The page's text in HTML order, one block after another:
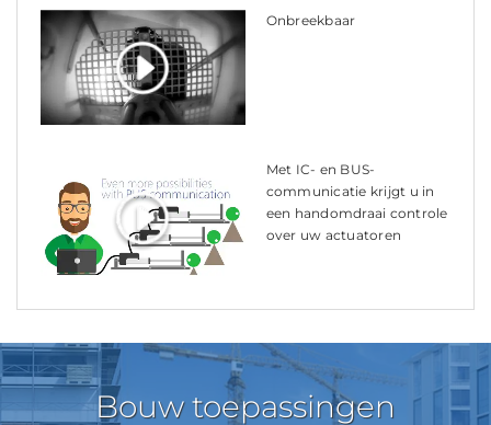
Onbreekbaar
Met IC- en BUS-
communicatie krijgt u in
een handomdraai controle
over uw actuatoren
Bouw toepassingen